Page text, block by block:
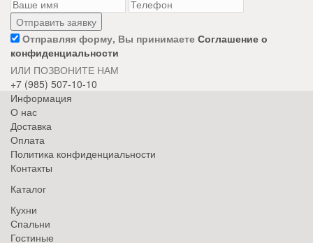
Отправляя форму, Вы принимаете Соглашение о
конфиденциальности
ИЛИ ПОЗВОНИТЕ НАМ
+7 (985) 507-10-10
Информация
О нас
Доставка
Оплата
Политика конфиденциальности
Контакты
Каталог
Кухни
Спальни
Гостиные